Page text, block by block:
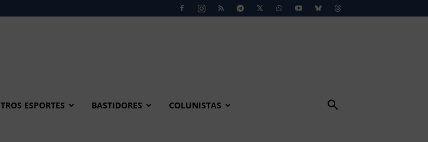
ESPORTES BASTIDORES COLUNISTAS